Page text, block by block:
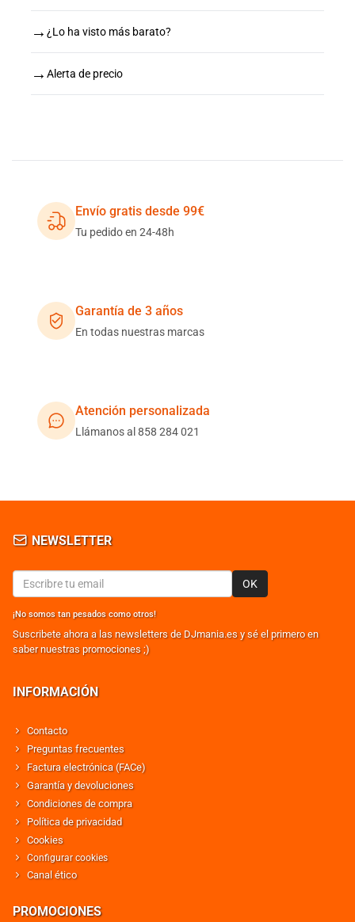
→ ¿Lo ha visto más barato?
→ Alerta de precio
Envío gratis desde 99€
Tu pedido en 24-48h
Garantía de 3 años
En todas nuestras marcas
Atención personalizada
Llámanos al 858 284 021
NEWSLETTER
OK
¡No somos tan pesados como otros!
Suscribete ahora a las newsletters de DJmania.es y sé el primero en
saber nuestras promociones ;)
INFORMACIÓN
Contacto
Preguntas frecuentes
Factura electrónica (FACe)
Garantía y devoluciones
Condiciones de compra
Política de privacidad
Cookies
Configurar cookies
Canal ético
PROMOCIONES